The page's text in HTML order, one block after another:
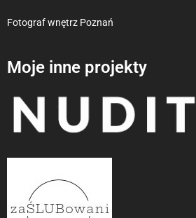
Fotograf wnętrz Poznań
Moje inne projekty